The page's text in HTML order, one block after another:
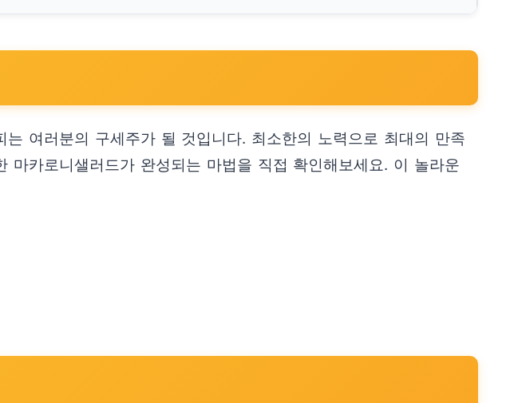
여러분의 구세주가 될 것입니다. 최소한의 노력으로 최대의 만족
카로니샐러드가 완성되는 마법을 직접 확인해보세요. 이 놀라운